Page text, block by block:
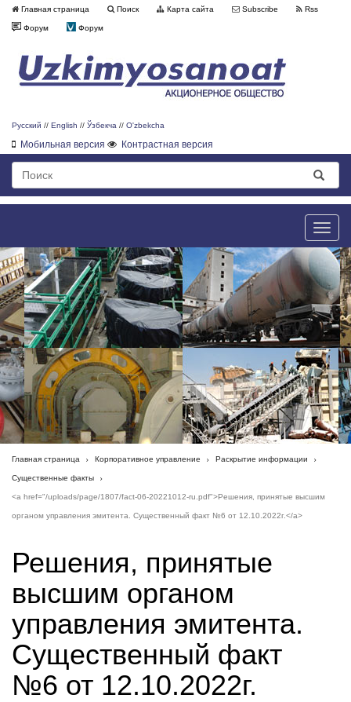
Главная страница Поиск Карта сайта Subscribe Rss
Форум Форум
Русский // English // Ўзбекча // O'zbekcha
Мобильная версия Контрастная версия
Toggle
Главная страница Корпоративное управление Раскрытие информации
Существенные факты
<a href="/uploads/page/1807/fact-06-20221012-ru.pdf">Решения, принятые высшим
органом управления эмитента. Существенный факт №6 от 12.10.2022г.</a>
Решения, принятые
высшим органом
управления эмитента.
Существенный факт
№6 от 12.10.2022г.